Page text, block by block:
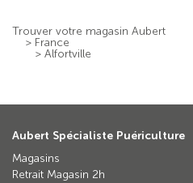
Trouver votre magasin Aubert
> France
> Alfortville
Aubert Spécialiste Puériculture
Magasins
Retrait Magasin 2h